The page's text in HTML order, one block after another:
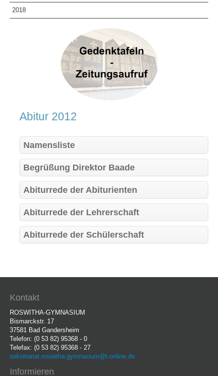
Arbeitsgemeinschaften
SEKUNDARSTUFE II
Einführungsphase
Qualifikationsphase
Studium Niedersachsen
INFORMATIONEN FÜR GRUNDSCHULELTERN
2018
Abitur 2012
Namensliste
Begrüßung Direktor Baade
Abiturrede der Abiturienten
Abiturrede der Lehrerschaft
Abiturrede der Schülerschaft
Kontakt
ROSWITHA-GYMNASIUM
Bismarckstr. 17
37581 Bad Gandersheim
Telefon: (0 53 82) 95368 - 0
Telefax: (0 53 82) 95368 - 27
sekretariat.roswitha.gymnasium@t-online.de
Informieren